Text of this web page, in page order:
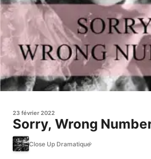
23 février 2022
Sorry, Wrong
Close Up Dramatique